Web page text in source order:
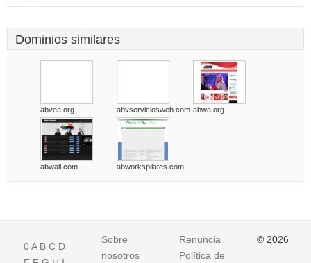
Dominios similares
abvea.org abvserviciosweb.com abwa.org
abwall.com abworkspilates.com
0A B C D
Sobre
nosotros
Renuncia
Política de
© 2026